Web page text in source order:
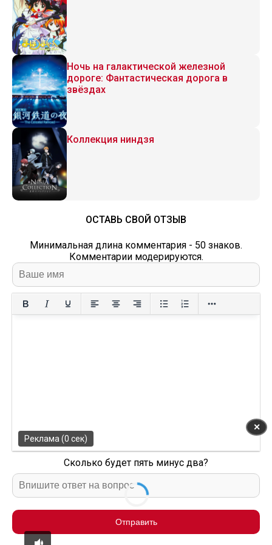
Ночь на галактической железной
дороге: Фантастическая дорога в
звёздах
Коллекция ниндзя
ОСТАВЬ СВОЙ ОТЗЫВ
Минимальная длина комментария - 50 знаков.
Комментарии модерируются.
Сколько будет пять минус два?
Отправить
✕
Реклама (0 сек)